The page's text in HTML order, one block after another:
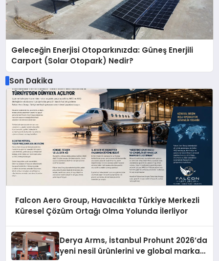
Geleceğin Enerjisi Otoparkınızda: Güneş Enerjili
Carport (Solar Otopark) Nedir?
Son Dakika
Falcon Aero Group, Havacılıkta Türkiye Merkezli
Küresel Çözüm Ortağı Olma Yolunda İlerliyor
Derya Arms, İstanbul Prohunt 2026’da
yeni nesil ürünlerini ve global marka